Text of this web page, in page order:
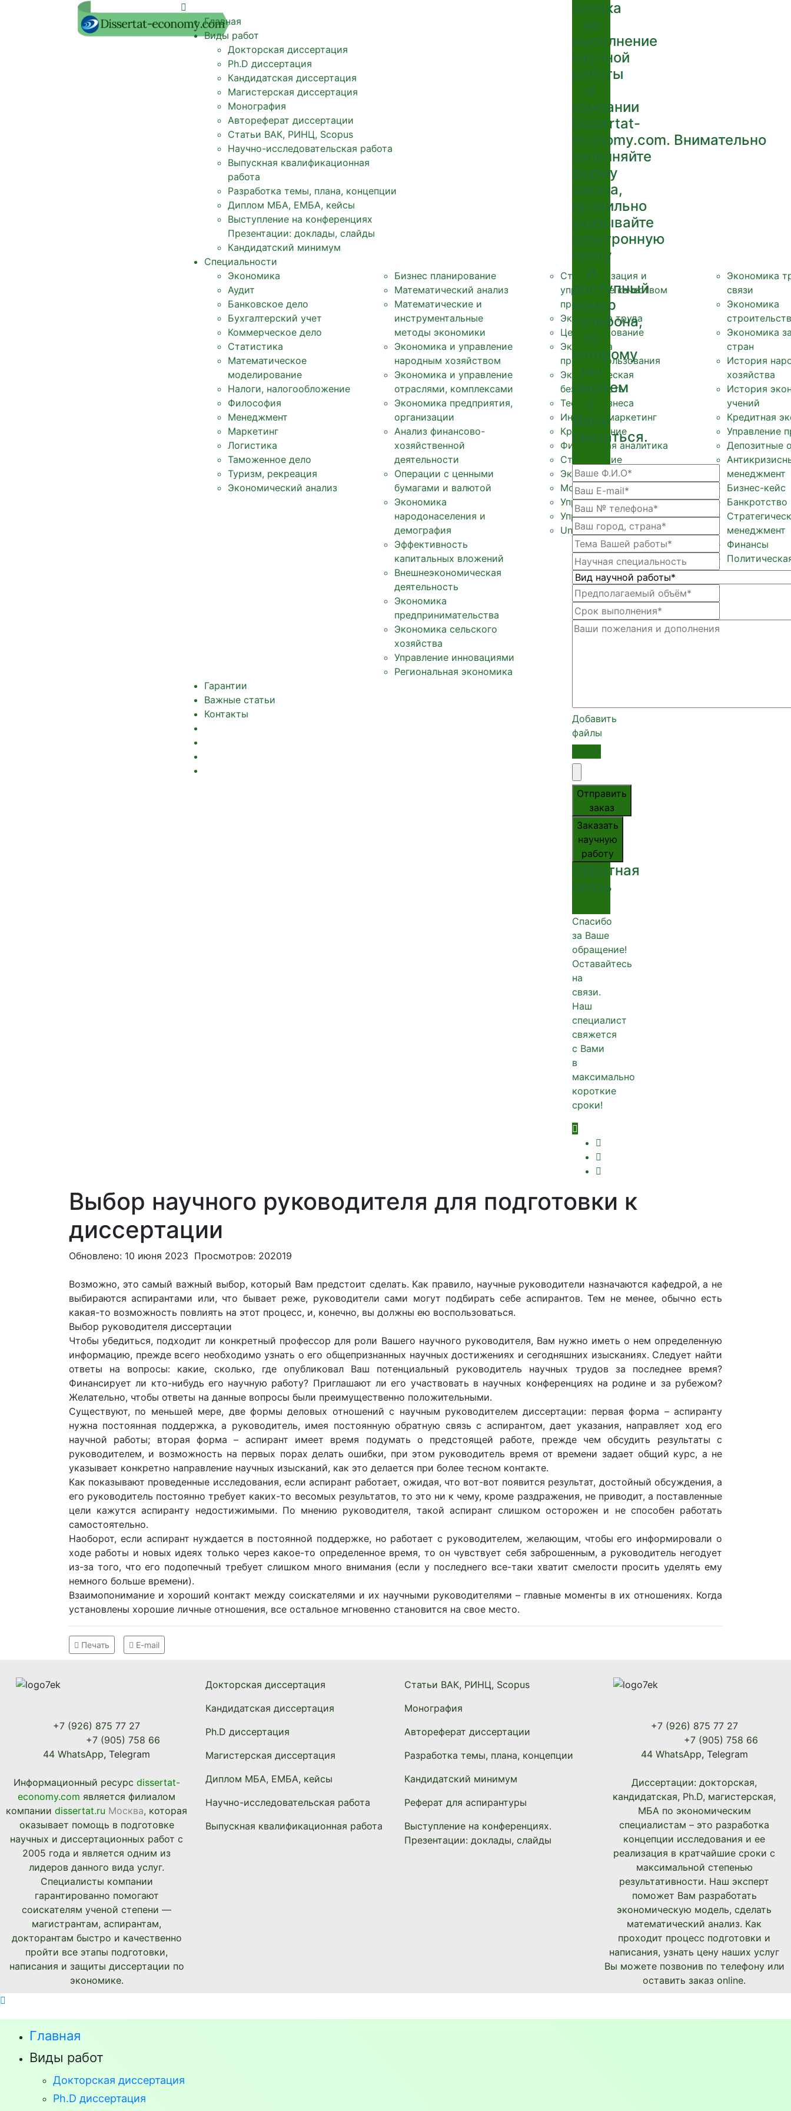
Главная
Виды работ
Докторская диссертация
Ph.D диссертация
Кандидатская диссертация
Магистерская диссертация
Монография
Автореферат диссертации
Статьи ВАК, РИНЦ, Scopus
Научно-исследовательская работа
Выпускная квалификационная
работа
Разработка темы, плана, концепции
Диплом МБА, ЕМБА, кейсы
Выступление на конференциях
Презентации: доклады, слайды
Кандидатский минимум
Специальности
Экономика
Аудит
Банковское дело
Бухгалтерский учет
Коммерческое дело
Статистика
Математическое
моделирование
Налоги, налогообложение
Философия
Менеджмент
Маркетинг
Логистика
Таможенное дело
Туризм, рекреация
Экономический анализ
Бизнес планирование
Математический анализ
Математические и
инструментальные
методы экономики
Экономика и управление
народным хозяйством
Экономика и управление
отраслями, комплексами
Экономика предприятия,
организации
Анализ финансово-
хозяйственной
деятельности
Операции с ценными
бумагами и валютой
Экономика
народонаселения и
демография
Эффективность
капитальных вложений
Внешнеэкономическая
деятельность
Экономика
предпринимательства
Экономика сельского
хозяйства
Управление инновациями
Региональная экономика
Стандартизация и
управление качеством
продукции
Экономика труда
Ценообразование
Экономика
природопользования
Экономическая
безопасность
Теория бизнеса
Интернет маркетинг
Кредитование
Финансовая аналитика
Страхование
Экономическая теория
Мотивация персонала
Управление предприятием
Управление персоналом
Unit экономика
Экономика
связи
Экономика
Экономика
стран
История
хозяйства
История
учений
Кредитная
Управление
Депозитные
менеджмент
Бизнес-кейс
Банкротство
менеджмент
Финансы
Гарантии
Важные статьи
Контакты
Заявка
на
выполнение
научной
работы
в
компании
Dissertat-
economy.com. Внимательно
заполняйте
форму
заказа,
правильно
указывайте
электронную
почту
и
доступный
номер
телефона,
по
которому
мы
сможем
с
Вами
связаться.
Добавить
файлы
Обзор
Отправить
заказ
Заказать
научную
работу
Обратная
связь
Спасибо
за Ваше
обращение!
Оставайтесь
на
связи.
Наш
специалист
свяжется
с Вами
в
максимально
короткие
сроки!
Выбор научного руководителя для подготовки к
диссертации
Обновлено: 10 июня 2023 Просмотров: 202019
Возможно, это самый важный выбор, который Вам предстоит сделать. Как правило, научные руководители назначаются кафедрой, а не
выбираются аспирантами или, что бывает реже, руководители сами могут подбирать себе аспирантов. Тем не менее, обычно есть
какая-то возможность повлиять на этот процесс, и, конечно, вы должны ею воспользоваться.
Выбор руководителя диссертации
Чтобы убедиться, подходит ли конкретный профессор для роли Вашeгo научного руководителя, Вам нужно иметь о нем определенную
информацию, прежде всего необходимо узнать о его общепризнанных научных достижениях и сегодняшних изысканиях. Следует найти
ответы на вопросы: какие, сколько, где опубликовал Ваш потенциальный руководитель научных трудов за последнее время?
Финансирует ли кто-нибудь его научную работу? Приглашают ли его участвовать в научных конференциях на родине и за рубежом?
Желательно, чтобы ответы на данные вопросы были преимущественно положительными.
Существуют, по меньшей мере, две формы деловых отношений с научным руководителем диссертации: первая форма – аспиранту
нужна постоянная поддержка, а руководитель, имея постоянную обратную связь с аспирантом, дает указания, направляет ход его
научной работы; вторая форма – аспирант имеет время подумать о предстоящей работе, прежде чем обсудить результаты с
руководителем, и возможность на первых порах делать ошибки, при этом руководитель время от времени задает общий курс, а не
указывает конкретно направление научных изысканий, как это делается при более тесном контакте.
Как показывают проведенные исследования, если аспирант работает, ожидая, что вот-вот появится результат, достойный обсуждения, а
его руководитель постоянно требует каких-то весомых результатов, то это ни к чему, кроме раздражения, не приводит, а поставленные
цели кажутся аспиранту недостижимыми. По мнению руководителя, такой аспирант слишком осторожен и не способен работать
самостоятельно.
Наоборот, если аспирант нуждается в постоянной поддержке, но работает с руководителем, желающим, чтобы его информировали о
ходе работы и новых идеях только через какое-то определенное время, то он чувствует себя заброшенным, а руководитель негодует
из-за того, что его подопечный требует слишком много внимания (если у последнего все-таки хватит смелости просить уделять ему
немного больше времени).
Взаимопонимание и хороший контакт между соискателями и их научными руководителями – главные моменты в их отношениях. Когда
установлены хорошие личные отношения, все остальное мгновенно становится на свое место.
Печать E-mail
+7 (926) 875 77 27
+7 (905) 758 66
44 WhatsApp, Telegram
Информационный ресурc dissertat-
economy.com является филиалом
компанииdissertat.ru Москва, которая
оказывает помощь в подготовке
научных и диссертационных работ с
2005 года и является одним из
лидеров данного вида услуг.
Специалисты компании
гарантированно помогают
соискателям ученой степени —
магистрантам, аспирантам,
докторантам быстро и качественно
пройти все этапы подготовки,
написания и защиты диссертации по
экономике.
Докторская диссертация
Кандидатская диссертация
Ph.D диссертация
Магистерская диссертация
Диплом МБА, ЕМБА, кейсы
Научно-исследовательская работа
Выпускная квалификационная работа
Статьи ВАК, РИНЦ, Scopus
Монография
Автореферат диссертации
Разработка темы, плана, концепции
Кандидатский минимум
Реферат для аспирантуры
Выступление на конференциях.
Презентации: доклады, слайды
+7 (926) 875 77 27
+7 (905) 758 66
44 WhatsApp, Telegram
Диссертации: докторская,
кандидатская, Ph.D, магистерская,
МБА по экономическим
специалистам – это разработка
концепции исследования и ее
реализация в кратчайшие сроки с
максимальной степенью
результативности. Наш эксперт
поможет Вам разработать
экономическую модель, сделать
математический анализ. Как
проходит процесс подготовки и
написания, узнать цену наших услуг
Вы можете позвонив по телефону или
оставить заказ online.
Главная
Виды работ
Докторская диссертация
Ph.D диссертация